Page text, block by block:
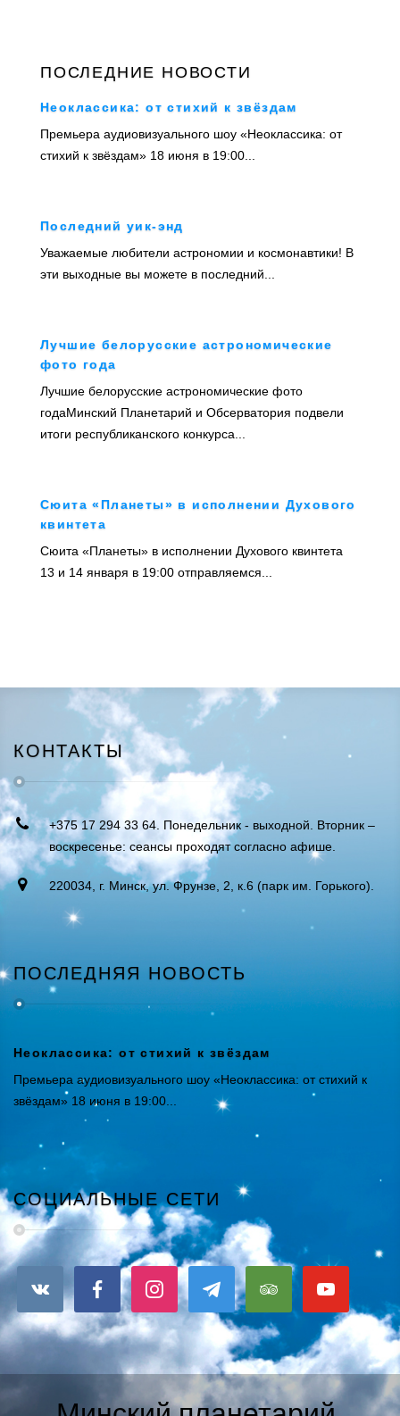
ПОСЛЕДНИЕ НОВОСТИ
Неоклассика: от стихий к звёздам
Премьера аудиовизуального шоу «Неоклассика: от
стихий к звёздам» 18 июня в 19:00...
Последний уик-энд
Уважаемые любители астрономии и космонавтики! В
эти выходные вы можете в последний...
Лучшие белорусские астрономические
фото года
Лучшие белорусские астрономические фото
годаМинский Планетарий и Обсерватория подвели
итоги республиканского конкурса...
Сюита «Планеты» в исполнении Духового
квинтета
Сюита «Планеты» в исполнении Духового квинтета
13 и 14 января в 19:00 отправляемся...
КОНТАКТЫ
+375 17 294 33 64. Понедельник - выходной. Вторник –
воскресенье: сеансы проходят согласно афише.
220034, г. Минск, ул. Фрунзе, 2, к.6 (парк им. Горького).
ПОСЛЕДНЯЯ НОВОСТЬ
Неоклассика: от стихий к звёздам
Премьера аудиовизуального шоу «Неоклассика: от стихий к
звёздам» 18 июня в 19:00...
СОЦИАЛЬНЫЕ СЕТИ